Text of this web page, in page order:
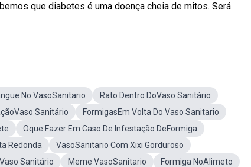
que diabetes é uma doença cheia de mitos. Será
No VasoSanitario
Rato Dentro DoVaso Sanitário
Sanitário
FormigasEm Volta Do Vaso Sanitario
Oque Fazer Em Caso De Infestação DeFormiga
Redonda
VasoSanitario Com Xixi Gorduroso
Sanitário Meme VasoSanitario
Formiga NoAlimeto